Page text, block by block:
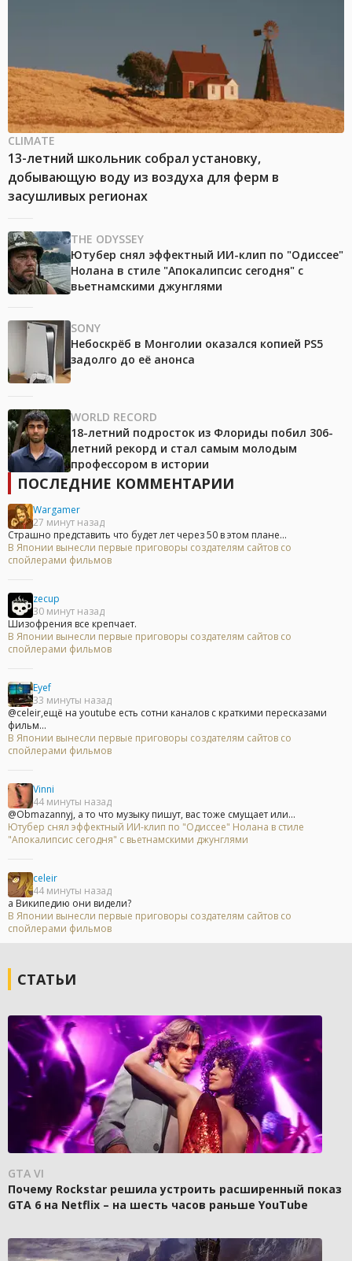
CLIMATE
13-летний школьник собрал установку,
добывающую воду из воздуха для ферм в
засушливых регионах
THE ODYSSEY
Ютубер снял эффектный ИИ-клип по "Одиссее"
Нолана в стиле "Апокалипсис сегодня" с
вьетнамскими джунглями
SONY
Небоскрёб в Монголии оказался копией PS5
задолго до её анонса
WORLD RECORD
18-летний подросток из Флориды побил 306-
летний рекорд и стал самым молодым
профессором в истории
ПОСЛЕДНИЕ КОММЕНТАРИИ
Wargamer
27 минут назад
Страшно представить что будет лет через 50 в этом плане...
В Японии вынесли первые приговоры создателям сайтов со
спойлерами фильмов
zecup
30 минут назад
Шизофрения все крепчает.
В Японии вынесли первые приговоры создателям сайтов со
спойлерами фильмов
Eyef
33 минуты назад
@celeir,ещё на youtube есть сотни каналов с краткими пересказами
фильм...
В Японии вынесли первые приговоры создателям сайтов со
спойлерами фильмов
Vinni
44 минуты назад
@Obmazannyj, а то что музыку пишут, вас тоже смущает или...
Ютубер снял эффектный ИИ-клип по "Одиссее" Нолана в стиле
"Апокалипсис сегодня" с вьетнамскими джунглями
celeir
44 минуты назад
а Википедию они видели?
В Японии вынесли первые приговоры создателям сайтов со
спойлерами фильмов
СТАТЬИ
GTA VI
Почему Rockstar решила устроить расширенный показ
GTA 6 на Netflix – на шесть часов раньше YouTube